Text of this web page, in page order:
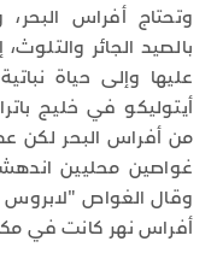
وتحتاج أفراس
بالصيد الجائر
عليها وإلى حياة
أيتوليكو في خليج
من أفراس البحر لكن
غواصين محليين
وقال الغواص
أفراس نهر كانت في